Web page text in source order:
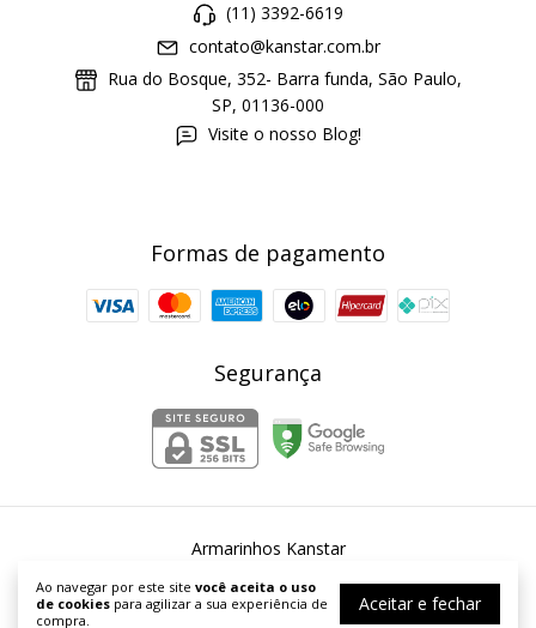
Ao navegar por este site você aceita o uso
de cookies para agilizar a sua experiência de
compra.
Aceitar e fechar
(11) 3392-6619
contato@kanstar.com.br
Rua do Bosque, 352- Barra funda, São Paulo,
SP, 01136-000
Visite o nosso Blog!
Formas de pagamento
Segurança
Armarinhos Kanstar
reservados.